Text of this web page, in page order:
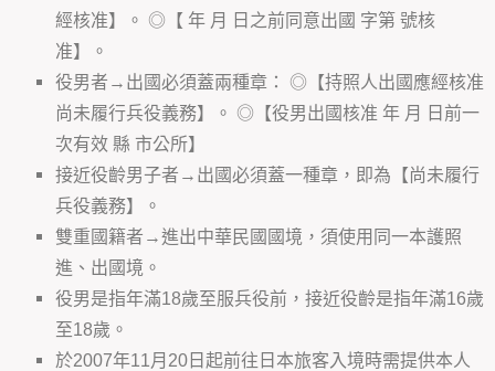
經核准】。 ◎【 年 月 日之前同意出國 字第 號核
准】。
役男者→出國必須蓋兩種章： ◎【持照人出國應經核准
尚未履行兵役義務】。 ◎【役男出國核准 年 月 日前一
次有效 縣 市公所】
接近役齡男子者→出國必須蓋一種章，即為【尚未履行
兵役義務】。
雙重國籍者→進出中華民國國境，須使用同一本護照
進、出國境。
役男是指年滿18歲至服兵役前，接近役齡是指年滿16歲
至18歲。
於2007年11月20日起前往日本旅客入境時需提供本人